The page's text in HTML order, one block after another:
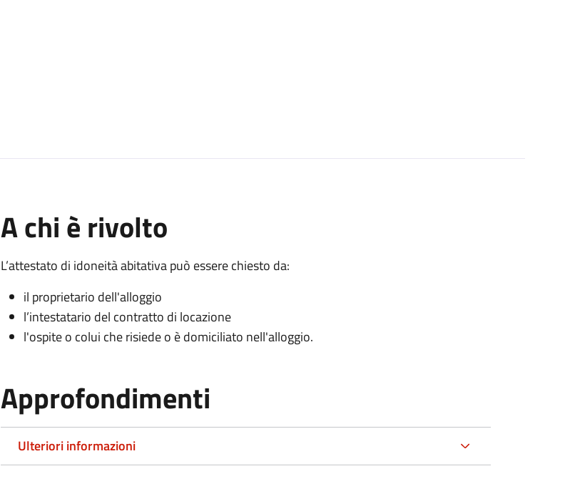
A chi è rivolto
L’attestato di idoneità abitativa può essere chiesto da:
il proprietario dell'alloggio
l’intestatario del contratto di locazione
l'ospite o colui che risiede o è domiciliato nell'alloggio.
Approfondimenti
Ulteriori informazioni